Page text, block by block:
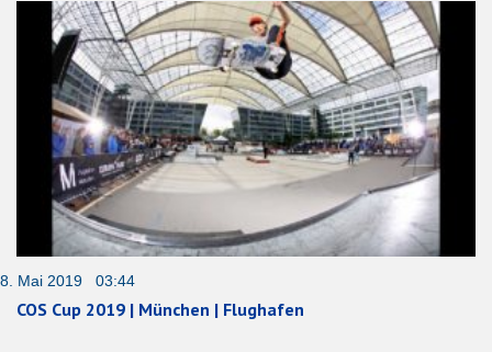
8. Mai 2019 03:44
COS Cup 2019 | München | Flughafen